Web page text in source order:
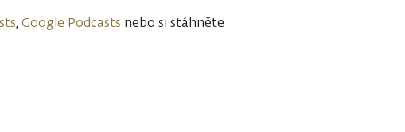
, Google Podcasts nebo si stáhněte